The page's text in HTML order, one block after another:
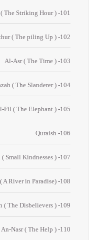
101- Al-Qari'ah ( The Striking Hour )
102- At-Takathur ( The piling Up )
103- Al-Asr ( The Time )
104- Al-Humazah ( The Slanderer )
105- Al-Fil ( The Elephant )
106- Quraish
107- Al-Ma'un ( Small Kindnesses )
108- Al-Kauther ( A River in Paradise)
109- Al-Kafiroon ( The Disbelievers )
110- An-Nasr ( The Help )